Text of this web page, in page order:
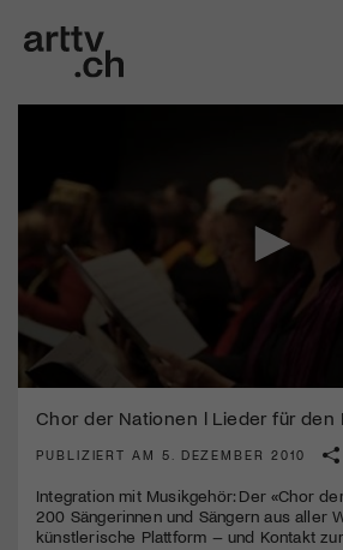
seconds
46
seconds
Chor der Nationen l Lieder für den
PUBLIZIERT AM 5. DEZEMBER 2010
Integration mit Musikgehör: Der «Chor
200 Sängerinnen und Sängern aus aller
künstlerische Plattform – und Kontakt
Mach mit: «Be Part of the Art»!
Engagiere dich als Kulturliebhaber:in,
Mit deiner Mitgliedschaft erhältst du
diversen Kulturevents.